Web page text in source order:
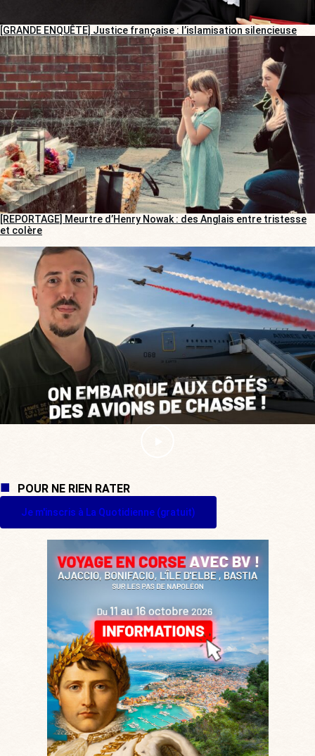
[GRANDE ENQUÊTE] Justice française : l’islamisation silencieuse
[REPORTAGE] Meurtre d’Henry Nowak : des Anglais entre tristesse
et colère
POUR NE RIEN RATER
Je m'inscris à La Quotidienne (gratuit)